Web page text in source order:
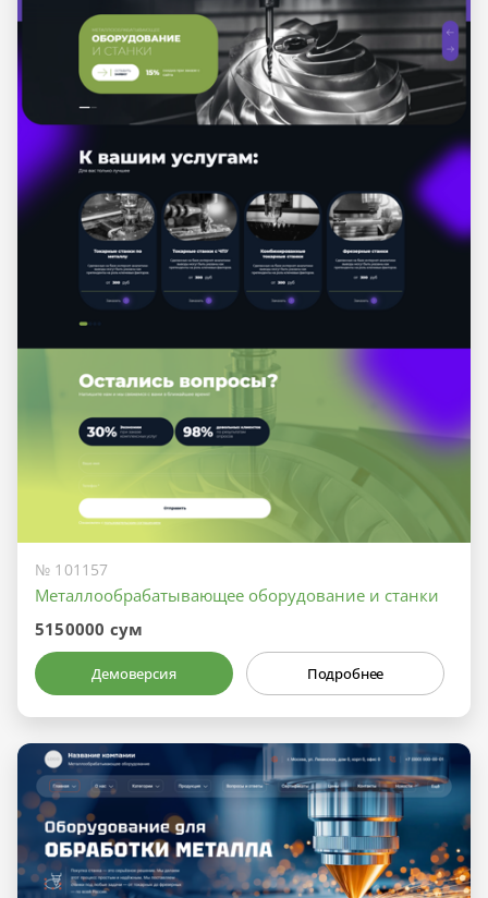
№ 101157
Металлообрабатывающее оборудование и станки
5150000 сум
Демоверсия Подробнее